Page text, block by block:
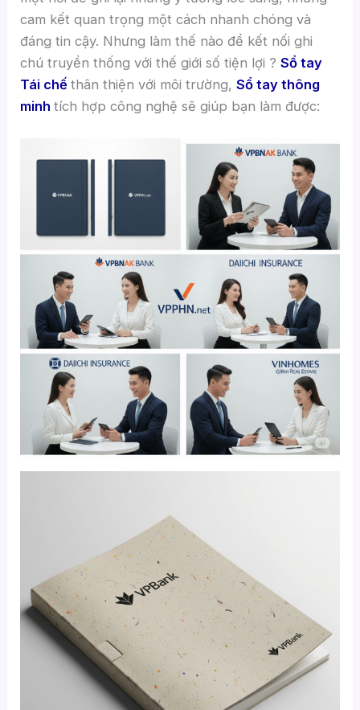
cam kết quan trọng một cách nhanh chóng và
đáng tin cậy. Nhưng làm thế nào để kết nối ghi
chú truyền thống với thế giới số tiện lợi ?Sổ tay
Tái chếthân thiện với môi trường,Sổ tay thông
minh tích hợp công nghệ sẽ giúp bạn làm được: